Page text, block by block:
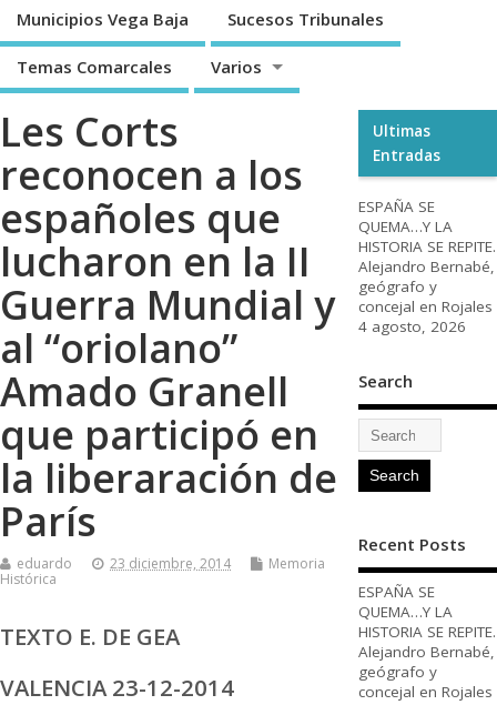
Municipios Vega Baja Sucesos Tribunales
Temas Comarcales Varios
Les Corts
reconocen a los
españoles que
lucharon en la II
Guerra Mundial y
al “oriolano”
Amado Granell
que participó en
la liberaración de
París
eduardo 23 diciembre, 2014
Memoria
Histórica
TEXTO E. DE GEA
VALENCIA 23-12-2014
Ultimas
Entradas
ESPAÑA SE
QUEMA…Y LA
HISTORIA SE REPITE.
Alejandro Bernabé,
geógrafo y
concejal en Rojales
4 agosto, 2026
Search
Recent Posts
ESPAÑA SE
QUEMA…Y LA
HISTORIA SE REPITE.
Alejandro Bernabé,
geógrafo y
concejal en Rojales